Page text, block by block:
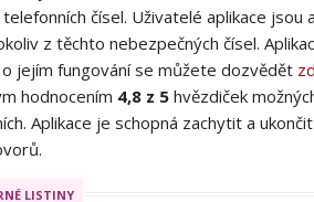
telefonních čísel. Uživatelé aplikace jsou
z těchto nebezpečných čísel.
o jejím fungování se můžete dozvědět
hodnocením 4,8 z 5 hvězdiček
Aplikace je schopná zachytit a
LISTINY